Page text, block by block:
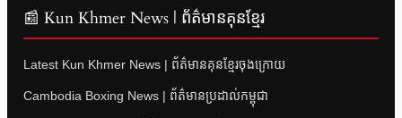
📰 Kun Khmer News | ព័ត៌មានគុនខ្មែរ
Latest Kun Khmer News | ព័ត៌មានគុនខ្មែរចុងក្រោយ
Cambodia Boxing News | ព័ត៌មានប្រដាល់កម្ពុជា